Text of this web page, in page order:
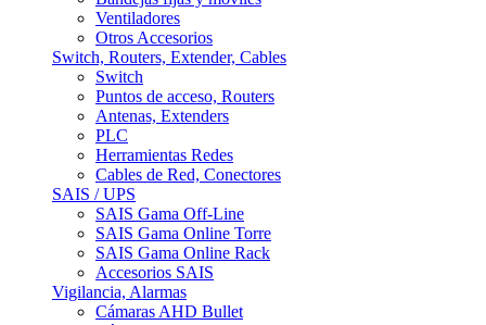
Ventiladores
Otros Accesorios
Switch, Routers, Extender, Cables
Switch
Puntos de acceso, Routers
Antenas, Extenders
PLC
Herramientas Redes
Cables de Red, Conectores
SAIS / UPS
SAIS Gama Off-Line
SAIS Gama Online Torre
SAIS Gama Online Rack
Accesorios SAIS
Vigilancia, Alarmas
Cámaras AHD Bullet